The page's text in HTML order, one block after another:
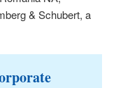
& Schubert, a